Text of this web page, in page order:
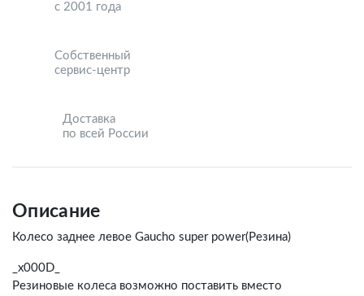
с 2001 года
Собственный
сервис-центр
Доставка
по всей России
Описание
Колесо заднее левое Gaucho super power(Резина)
_x000D_
Резиновые колеса возможно поставить вместо